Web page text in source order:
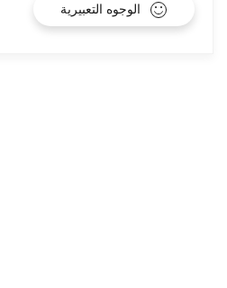
الوجوه التعبيرية